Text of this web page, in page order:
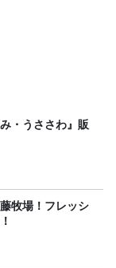
・うささわ』販
牧場！フレッシ